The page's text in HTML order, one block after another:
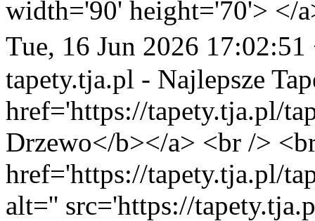
width='90' height='70'> </
Tue, 16 Jun 2026 17:02:51
tapety.tja.pl - Najlepsze
href='https://tapety.tja.pl/
Drzewo</b></a> <br />
href='https://tapety.tja.pl/
alt='' src='https://